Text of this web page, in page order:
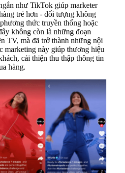
như TikTok giúp marketer
trẻ hơn - đối tượng không
thức truyền thống hoặc
không còn là những đoạn
TV, mà đã trở thành những nội
marketing này giúp thương hiệu
cải thiện thu thập thông tin
hàng.